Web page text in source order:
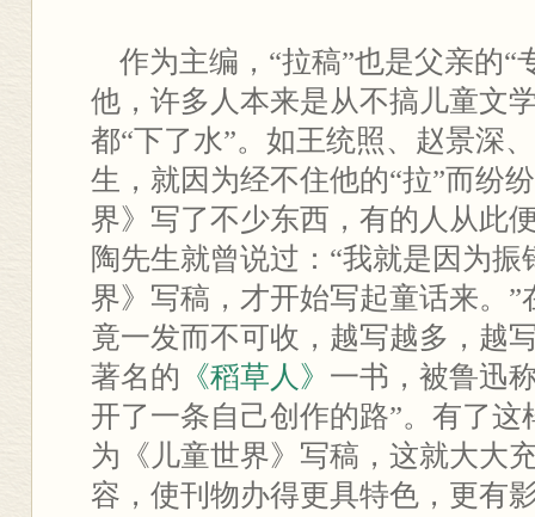
作为主编，“拉稿”也是父亲的“
他，许多人本来是从不搞儿童文
都“下了水”。如王统照、赵景深
生，就因为经不住他的“拉”而纷
界》写了不少东西，有的人从此
陶先生就曾说过：“我就是因为
界》写稿，才开始写起童话来。
竟一发而不可收，越写越多，越
著名的 《稻草人》 一书，被鲁迅
开了一条自己创作的路”。有了
为《儿童世界》写稿，这就大大
容，使刊物办得更具特色，更有